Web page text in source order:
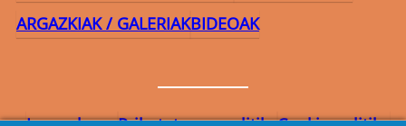
ARGAZKIAK / GALERIAKBIDEOAK